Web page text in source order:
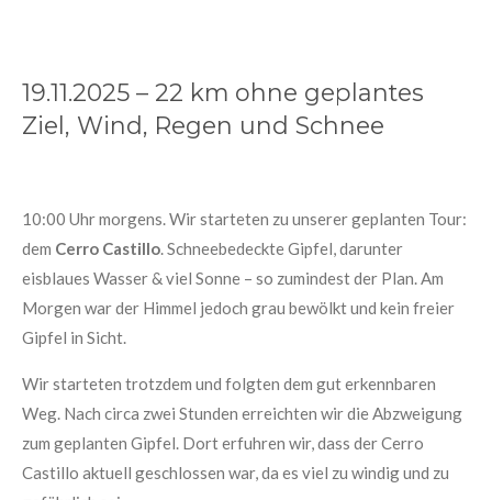
19.11.2025 – 22 km ohne geplantes
Ziel, Wind, Regen und Schnee
10:00 Uhr morgens. Wir starteten zu unserer geplanten Tour:
dem Cerro Castillo. Schneebedeckte Gipfel, darunter
eisblaues Wasser & viel Sonne – so zumindest der Plan. Am
Morgen war der Himmel jedoch grau bewölkt und kein freier
Gipfel in Sicht.
Wir starteten trotzdem und folgten dem gut erkennbaren
Weg. Nach circa zwei Stunden erreichten wir die Abzweigung
zum geplanten Gipfel. Dort erfuhren wir, dass der Cerro
Castillo aktuell geschlossen war, da es viel zu windig und zu